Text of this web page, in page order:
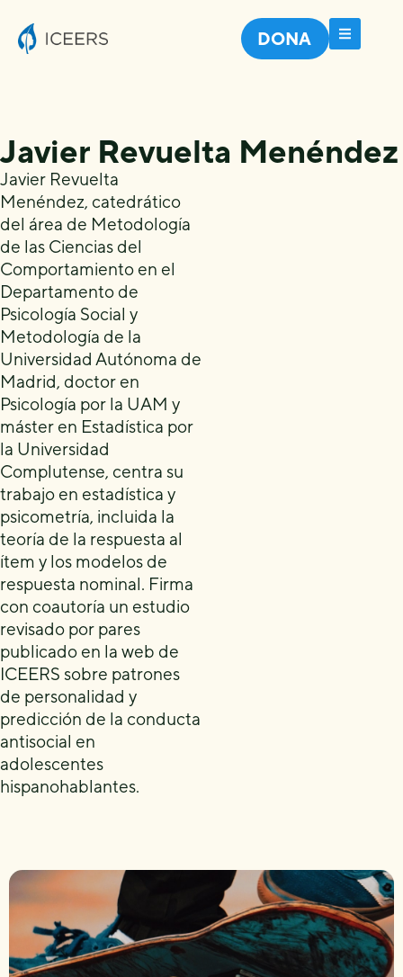
DONA
Javier Revuelta Menéndez
Javier Revuelta
Menéndez, catedrático
del área de Metodología
de las Ciencias del
Comportamiento en el
Departamento de
Psicología Social y
Metodología de la
Universidad Autónoma de
Madrid, doctor en
Psicología por la UAM y
máster en Estadística por
la Universidad
Complutense, centra su
trabajo en estadística y
psicometría, incluida la
teoría de la respuesta al
ítem y los modelos de
respuesta nominal. Firma
con coautoría un estudio
revisado por pares
publicado en la web de
ICEERS sobre patrones
de personalidad y
predicción de la conducta
antisocial en
adolescentes
hispanohablantes.